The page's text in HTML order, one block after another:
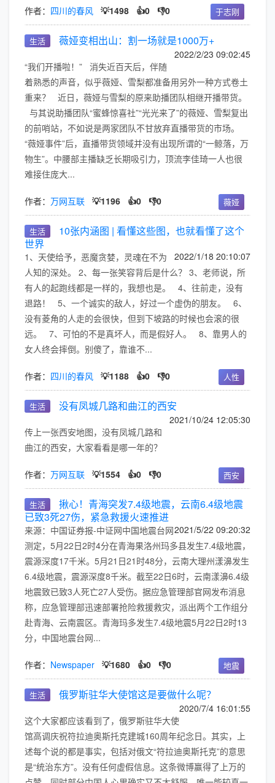
作者： 四川的春风 💡1498 👍0 👎0 于志刚
生活 薇娅变相出山：割一场就是1000万+
2022/2/23 09:02:45
“我们开播啦！” 消失近百天后，伴随
着熟悉的声音，似乎薇娅、雪梨都准备用另外一种方式卷土
重来？ 近日，薇娅与雪梨的原来助播团队相继开播带货。
与其说助播团队“蜜蜂惊喜社”“光光来了”的薇娅、雪梨复出
的前哨站，不如说是两家团队不甘放弃直播带货的市场。
“薇娅事件”后，直播带货领域并没有出现所谓的“一鲸落，万
物生”。中腰部主播缺乏长期吸引力，顶流李佳琦一人也很
难接住庞大...
作者： 万网互联 💡1196 👍0 👎0 薇娅
生活
10张内涵图 | 看懂这些图，也就看懂了这个
世界
2022/1/18 20:10:07
1、天使给予，恶魔贪婪，灵魂在不为
人知的深处。 2、每一张笑容背后是什么？ 3、老师说，所
有人的起跑线都是一样的，我想也是。 4、往前走，没有
退路！ 5、一个诚实的敌人，好过一个虚伪的朋友。 6、
没有菱角的人走的会很快，但到下坡路的时候也会滚的很
远。 7、可怕的不是真坏人，而是假好人。 8、靠男人的
女人终会摔倒。别傻了，靠谁不...
作者： 四川的春风 💡1188 👍0 👎0 人性
生活 没有凤城几路和曲江的西安
2021/10/24 12:05:30
传上一张西安地图，没有凤城几路和
曲江的西安，大家看看是哪一年的？
作者： 万网互联 💡1554 👍0 👎0 西安
生活
揪心！青海突发7.4级地震，云南6.4级地震
已致3死27伤，紧急救援火速推进
2021/5/22 09:20:32
来源：中国证券报-中证网中国地震台网
测定，5月22日2时4分在青海果洛州玛多县发生7.4级地震，
震源深度17千米。5月21日21时48分，云南大理州漾濞发生
6.4级地震，震源深度8千米。截至22日6时，云南漾濞6.4级
地震致已致3人死亡27人受伤。据应急管理部官网发布消息
称，应急管理部迅速部署抢险救援救灾，派出两个工作组分
赴青海、云南震区。青海玛多发生7.4级地震5月22日2时13
分，中国地震台网...
作者： Newspaper 💡1680 👍0 👎0 地震
生活 俄罗斯驻华大使馆这是要做什么呢？
2020/7/4 16:01:55
这个大家都应该看到了，俄罗斯驻华大使
馆高调庆祝符拉迪奥斯托克建城160周年纪念日。其实，上
述每个说的都是事实，包括对俄文“符拉迪奥斯托克”的意思
是“统治东方”。没有任何虚假信息。这条微博赢得了上万的